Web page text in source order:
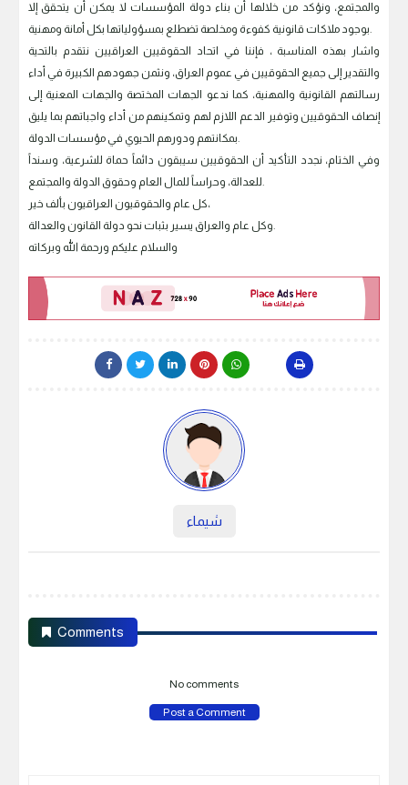
والمجتمع، ونؤكد من خلالها أن بناء دولة المؤسسات لا يمكن أن يتحقق إلا
بوجود ملاكات قانونية كفوءة ومخلصة تضطلع بمسؤولياتها بكل أمانة ومهنية.
واشار بهذه المناسبة ، فإننا في اتحاد الحقوقيين العراقيين نتقدم بالتحية
والتقدير إلى جميع الحقوقيين في عموم العراق، ونثمن جهودهم الكبيرة في أداء
رسالتهم القانونية والمهنية، كما ندعو الجهات المختصة والجهات المعنية إلى
إنصاف الحقوقيين وتوفير الدعم اللازم لهم وتمكينهم من أداء واجباتهم بما يليق
بمكانتهم ودورهم الحيوي في مؤسسات الدولة.
وفي الختام، نجدد التأكيد أن الحقوقيين سيبقون دائماً حماة للشرعية، وسنداً
للعدالة، وحراساً للمال العام وحقوق الدولة والمجتمع.
كل عام والحقوقيون العراقيون بألف خير،
وكل عام والعراق يسير بثبات نحو دولة القانون والعدالة.
والسلام عليكم ورحمة الله وبركاته
شيماء
Comments
No comments
Post a Comment